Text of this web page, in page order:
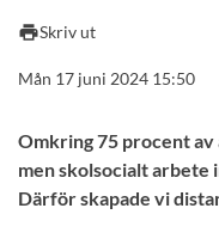
printSkriv ut
Mån 17 juni 2024 15:50
Omkring 75 procent
men skolsocialt arbete
Därför skapade vi